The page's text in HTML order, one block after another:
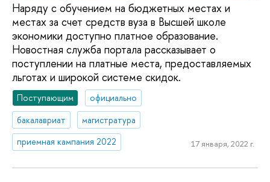
Наряду с обучением на бюджетных местах и
местах за счет средств вуза в Высшей школе
экономики доступно платное образование.
Новостная служба портала рассказывает о
поступлении на платные места, предоставляемых
льготах и широкой системе скидок.
Поступающим
официально
бакалавриат
магистратура
приемная кампания 2022
17 января, 2022 г.